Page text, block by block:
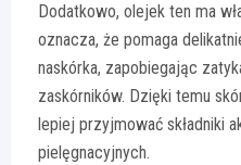
Dodatkowo, olejek ten ma
oznacza, że pomaga
naskórka, zapobiegając
zaskórników. Dzięki temu
lepiej przyjmować składniki
pielęgnacyjnych.